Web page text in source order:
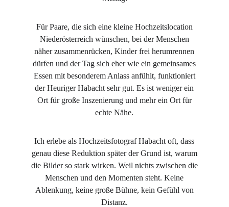
Für Paare, die sich eine kleine Hochzeitslocation
Niederösterreich wünschen, bei der Menschen
näher zusammenrücken, Kinder frei herumrennen
dürfen und der Tag sich eher wie ein gemeinsames
Essen mit besonderem Anlass anfühlt, funktioniert
der Heuriger Habacht sehr gut. Es ist weniger ein
Ort für große Inszenierung und mehr ein Ort für
echte Nähe.
Ich erlebe als Hochzeitsfotograf Habacht oft, dass
genau diese Reduktion später der Grund ist, warum
die Bilder so stark wirken. Weil nichts zwischen die
Menschen und den Momenten steht. Keine
Ablenkung, keine große Bühne, kein Gefühl von
Distanz.